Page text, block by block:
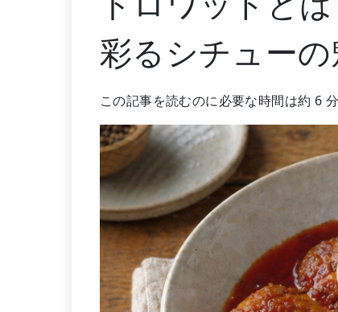
彩るシチューの
この記事を読むのに必要な時間は約 6 分